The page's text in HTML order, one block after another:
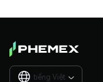
tiếng Việt 